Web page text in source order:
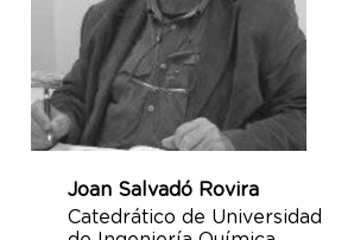
Joan Salvadó Rovira
Catedrático de Universidad